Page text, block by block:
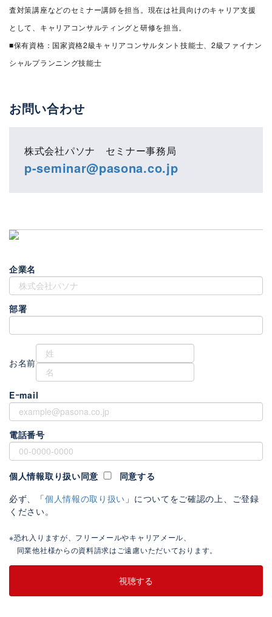
査対策講座などのセミナー講師を担当。現在は社員向けのキャリア支援
として、キャリアコンサルティングと研修を担当。
■保有資格：国家資格2級キャリアコンサルタント技能士、2級ファイナン
シャルプランニング技能士
お問い合わせ
株式会社パソナ セミナー事務局
p-seminar@pasona.co.jp
企業名
部署
お名前
Eｰmail
電話番号
個人情報取り扱い同意
同意する
必ず、「個人情報の取り扱い 」についてをご確認の上、ご登録
ください。
※恐れ入りますが、フリーメールやキャリアメール、
同業他社様からの資料請求はご遠慮いただいております。